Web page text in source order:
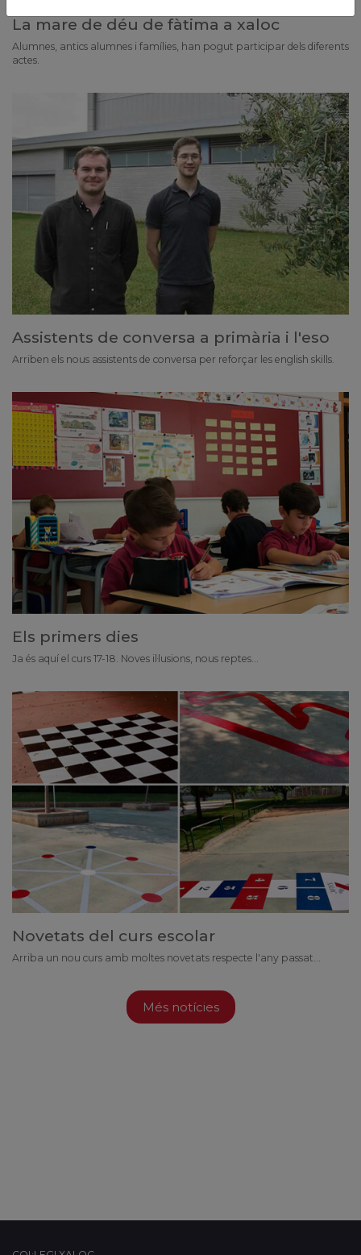
La mare de déu de fàtima a xaloc
Alumnes, antics alumnes i famílies, han pogut participar dels diferents
actes.
Assistents de conversa a primària i l'eso
Arriben els nous assistents de conversa per reforçar les english skills.
Els primers dies
Ja és aquí el curs 17-18. Noves il·lusions, nous reptes...
Novetats del curs escolar
Arriba un nou curs amb moltes novetats respecte l'any passat...
Més notícies